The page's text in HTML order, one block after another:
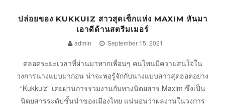
ปล่อยของ KUKKUIZ สาวสุดเซ็กแห่ง MAXIM หันมา
เอาดีด้านสตรีมเมอร์
admin September 15, 2021
ตลอดระยะเวลาที่ผ่านมาหากเพื่อนๆ คนไหนมีความสนใจใน
วงการนางแบบมาก่อน น่าจะพอรู้จักกับนางแบบสาวสุดฮอตอย่าง
“Kukkuiz” เคยผ่านการร่วมงานกับทางนิตยสาร Maxim ซึ่งเป็น
นิตยสารระดับชั้นนำของเมืองไทย แน่นอนว่าผลงานในวงการ